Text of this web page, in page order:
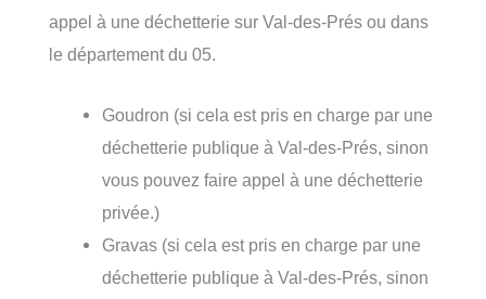
appel à une déchetterie sur Val-des-Prés ou dans
le département du 05.
Goudron (si cela est pris en charge par une
déchetterie publique à Val-des-Prés, sinon
vous pouvez faire appel à une déchetterie
privée.)
Gravas (si cela est pris en charge par une
déchetterie publique à Val-des-Prés, sinon